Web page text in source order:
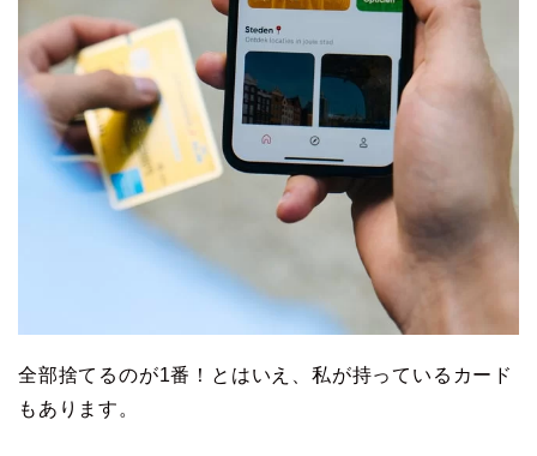
全部捨てるのが1番！とはいえ、私が持っているカード
もあります。